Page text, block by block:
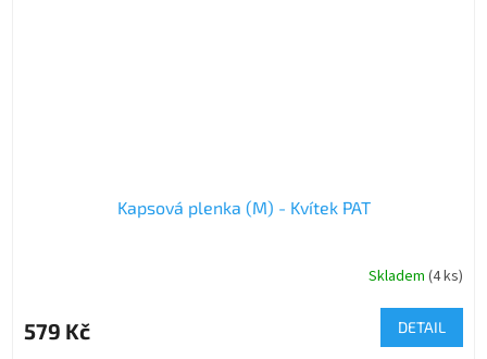
Kapsová plenka (M) - Kvítek PAT
Skladem (4 ks)
579 Kč DETAIL